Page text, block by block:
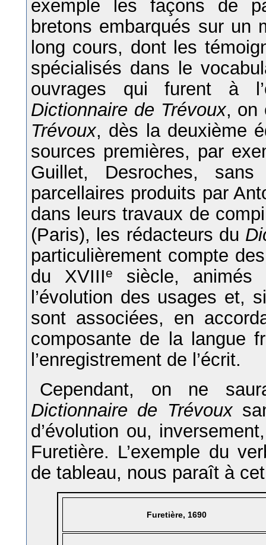
exemple les façons de
bretons embarqués sur un
long cours, dont les
spécialisés dans le
ouvrages qui furent à
Dictionnaire de Trévoux, on
Trévoux, dès la deuxième
sources premières, par
Guillet, Desroches,
parcellaires produits par
dans leurs travaux de
(Paris), les rédacteurs du
particulièrement compte
du XVIIIe
siècle,
l’évolution des usages et,
sont associées, en
composante de la langue
l’enregistrement de l’écrit.
Cependant, on ne
Dictionnaire de Trévoux
d’évolution ou,
Furetière. L’exemple du
de tableau, nous paraît à
Furetière, 1690